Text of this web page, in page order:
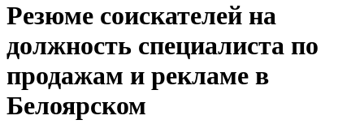
Резюме соискателей на
должность специалиста по
продажам и рекламе в
Белоярском